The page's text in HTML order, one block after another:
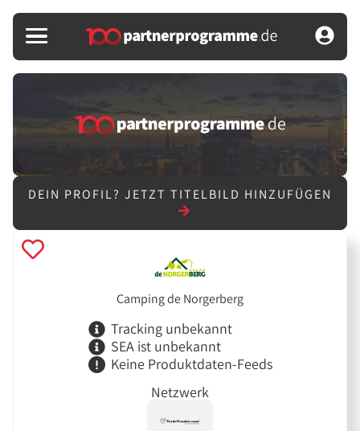
DEIN PROFIL? JETZT TITELBILD HINZUFÜGEN
Camping de Norgerberg
Tracking unbekannt
SEA ist unbekannt
Keine Produktdaten-Feeds
Netzwerk